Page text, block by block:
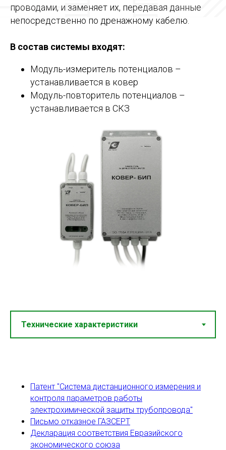
проводами, и заменяет их, передавая данные
непосредственно по дренажному кабелю.
В состав системы входят:
Модуль-измеритель потенциалов –
устанавливается в ковер
Модуль-повторитель потенциалов –
устанавливается в СКЗ
поляризационного
потенциалов.
Герметичное исполнение,
устанавливается в ковер.
Компактные размеры
Патент "Система дистанционного измерения и
контроля параметров работы
электрохимической защиты трубопровода"
Письмо отказное ГАЗСЕРТ
Декларация соответствия Евразийского
экономического союза